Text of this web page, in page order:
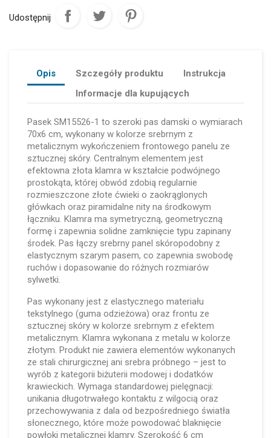
Udostępnij
Opis Szczegóły produktu
Instrukcja
Informacje dla kupujących
Pasek SM15526-1 to szeroki pas damski o wymiarach
70x6 cm, wykonany w kolorze srebrnym z
metalicznym wykończeniem frontowego panelu ze
sztucznej skóry. Centralnym elementem jest
efektowna złota klamra w kształcie podwójnego
prostokąta, której obwód zdobią regularnie
rozmieszczone złote ćwieki o zaokrąglonych
główkach oraz piramidalne nity na środkowym
łączniku. Klamra ma symetryczną, geometryczną
formę i zapewnia solidne zamknięcie typu zapinany
środek. Pas łączy srebrny panel skóropodobny z
elastycznym szarym pasem, co zapewnia swobodę
ruchów i dopasowanie do różnych rozmiarów
sylwetki.
Pas wykonany jest z elastycznego materiału
tekstylnego (guma odzieżowa) oraz frontu ze
sztucznej skóry w kolorze srebrnym z efektem
metalicznym. Klamra wykonana z metalu w kolorze
złotym. Produkt nie zawiera elementów wykonanych
ze stali chirurgicznej ani srebra próbnego – jest to
wyrób z kategorii biżuterii modowej i dodatków
krawieckich. Wymaga standardowej pielęgnacji:
unikania długotrwałego kontaktu z wilgocią oraz
przechowywania z dala od bezpośredniego światła
słonecznego, które może powodować blaknięcie
powłoki metalicznej klamry. Szerokość 6 cm